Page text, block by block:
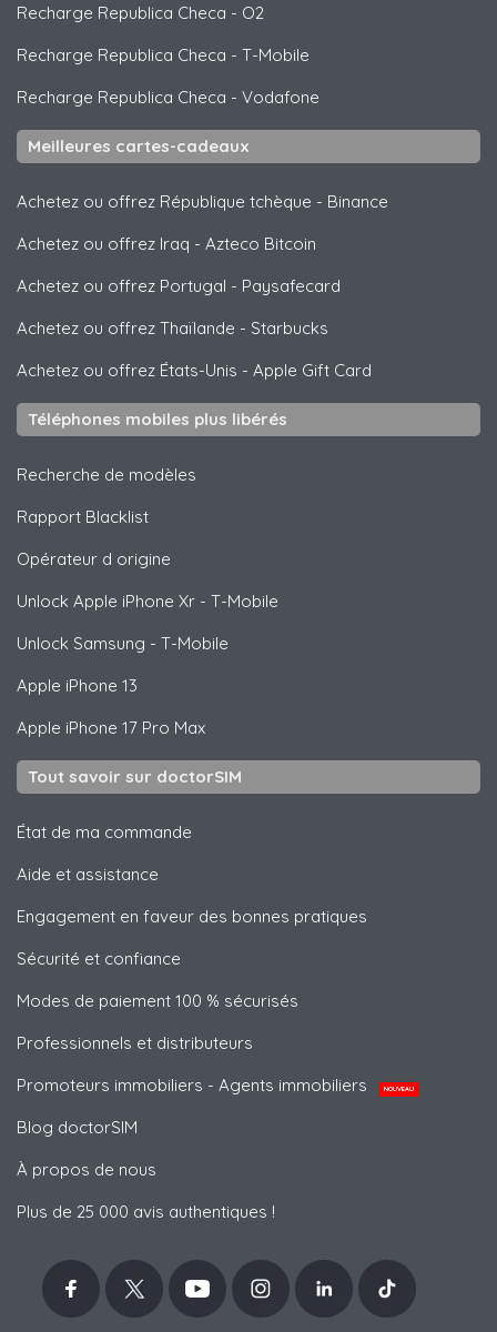
Recharge Republica Checa - O2
Recharge Republica Checa - T-Mobile
Recharge Republica Checa - Vodafone
Meilleures cartes-cadeaux
Achetez ou offrez République tchèque - Binance
Achetez ou offrez Iraq - Azteco Bitcoin
Achetez ou offrez Portugal - Paysafecard
Achetez ou offrez Thaïlande - Starbucks
Achetez ou offrez États-Unis - Apple Gift Card
Téléphones mobiles plus libérés
Recherche de modèles
Rapport Blacklist
Opérateur d origine
Unlock Apple iPhone Xr - T-Mobile
Unlock Samsung - T-Mobile
Apple iPhone 13
Apple iPhone 17 Pro Max
Tout savoir sur doctorSIM
État de ma commande
Aide et assistance
Engagement en faveur des bonnes pratiques
Sécurité et confiance
Modes de paiement 100 % sécurisés
Professionnels et distributeurs
Promoteurs immobiliers - Agents immobiliers
NOUVEAU
Blog doctorSIM
À propos de nous
Plus de 25 000 avis authentiques !